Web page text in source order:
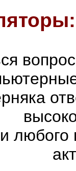
любого